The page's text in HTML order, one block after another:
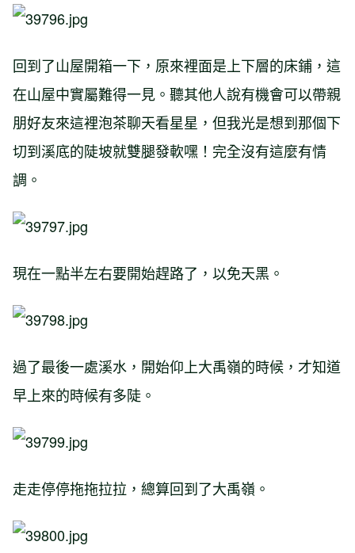
回到了山屋開箱一下，原來裡面是上下層的床鋪，這
在山屋中實屬難得一見。聽其他人說有機會可以帶親
朋好友來這裡泡茶聊天看星星，但我光是想到那個下
切到溪底的陡坡就雙腿發軟嘿！完全沒有這麼有情
調。
現在一點半左右要開始趕路了，以免天黑。
過了最後一處溪水，開始仰上大禹嶺的時候，才知道
早上來的時候有多陡。
走走停停拖拖拉拉，總算回到了大禹嶺。